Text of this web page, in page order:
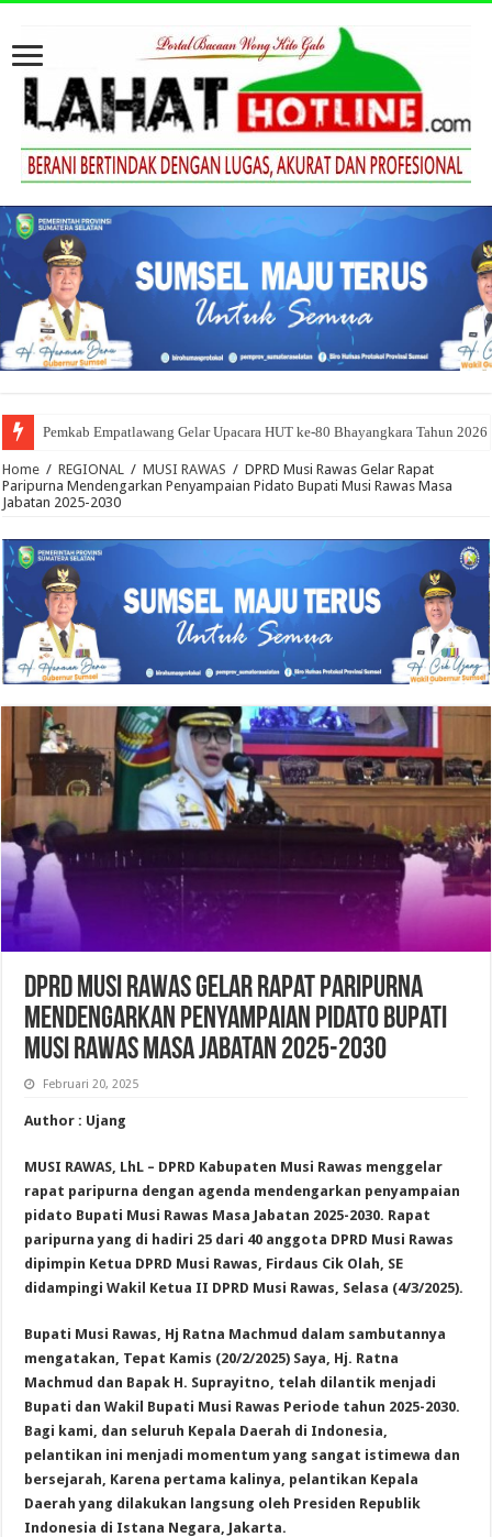
Pemkab Empatlawang Gelar Upacara HUT ke-80 Bhayangkara Tahun 2026
Home / REGIONAL / MUSI RAWAS / DPRD Musi Rawas Gelar Rapat
Paripurna Mendengarkan Penyampaian Pidato Bupati Musi Rawas Masa
Jabatan 2025-2030
DPRD Musi Rawas Gelar Rapat Paripurna
Mendengarkan Penyampaian Pidato Bupati
Musi Rawas Masa Jabatan 2025-2030
Februari 20, 2025
Author : Ujang
MUSI RAWAS, LhL – DPRD Kabupaten Musi Rawas menggelar
rapat paripurna dengan agenda mendengarkan penyampaian
pidato Bupati Musi Rawas Masa Jabatan 2025-2030. Rapat
paripurna yang di hadiri 25 dari 40 anggota DPRD Musi Rawas
dipimpin Ketua DPRD Musi Rawas, Firdaus Cik Olah, SE
didampingi Wakil Ketua II DPRD Musi Rawas, Selasa (4/3/2025).
Bupati Musi Rawas, Hj Ratna Machmud dalam sambutannya
mengatakan, Tepat Kamis (20/2/2025) Saya, Hj. Ratna
Machmud dan Bapak H. Suprayitno, telah dilantik menjadi
Bupati dan Wakil Bupati Musi Rawas Periode tahun 2025-2030.
Bagi kami, dan seluruh Kepala Daerah di Indonesia,
pelantikan ini menjadi momentum yang sangat istimewa dan
bersejarah, Karena pertama kalinya, pelantikan Kepala
Daerah yang dilakukan langsung oleh Presiden Republik
Indonesia di Istana Negara, Jakarta.